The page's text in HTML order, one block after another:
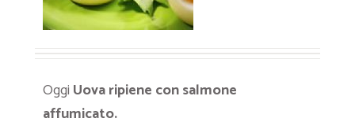
Oggi Uova ripiene con salmone
affumicato.